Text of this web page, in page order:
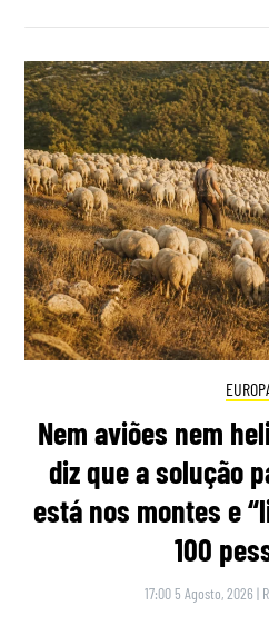
Nem aviões nem
diz que a solução
está nos montes e
100
17:00 5 Agosto, 2026 |